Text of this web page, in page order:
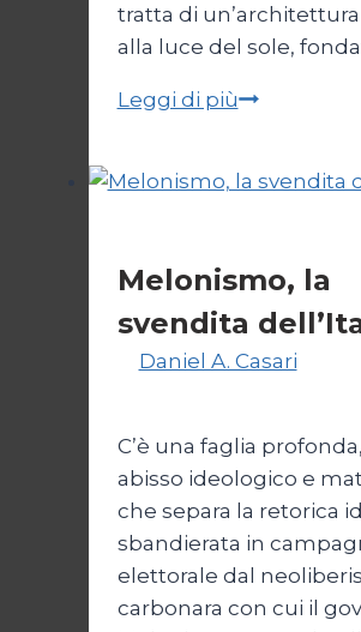
tratta di
alla luce del sole,
Leggi di piùI
Melonismo, la
svendita
Daniel A. Casari
C’è una faglia
abisso ideologico e
che separa la retorica
sbandierata in
elettorale dal
carbonara con cui il